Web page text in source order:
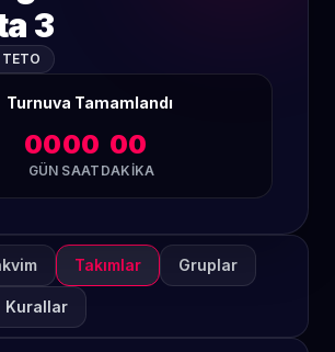
3
Turnuva Tamamlandı
00
GÜN
00
SAAT
00
DAKIKA
Takımlar Gruplar
Kurallar